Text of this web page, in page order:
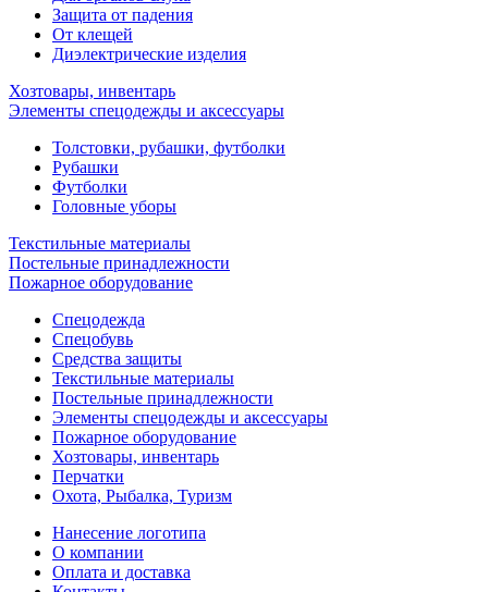
Защита от падения
От клещей
Диэлектрические изделия
Хозтовары, инвентарь
Элементы спецодежды и аксессуары
Толстовки, рубашки, футболки
Рубашки
Футболки
Головные уборы
Текстильные материалы
Постельные принадлежности
Пожарное оборудование
Спецодежда
Спецобувь
Средства защиты
Текстильные материалы
Постельные принадлежности
Элементы спецодежды и аксессуары
Пожарное оборудование
Хозтовары, инвентарь
Перчатки
Охота, Рыбалка, Туризм
Нанесение логотипа
О компании
Оплата и доставка